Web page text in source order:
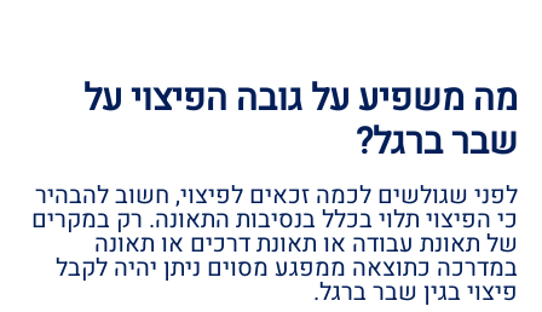
מה משפיע על גובה הפיצוי על
שבר ברגל?
לפני שגולשים לכמה זכאים לפיצוי, חשוב להבהיר
כי הפיצוי תלוי בכלל בנסיבות התאונה. רק במקרים
של תאונת עבודה או תאונת דרכים או תאונה
במדרכה כתוצאה ממפגע מסוים ניתן יהיה לקבל
פיצוי בגין שבר ברגל.